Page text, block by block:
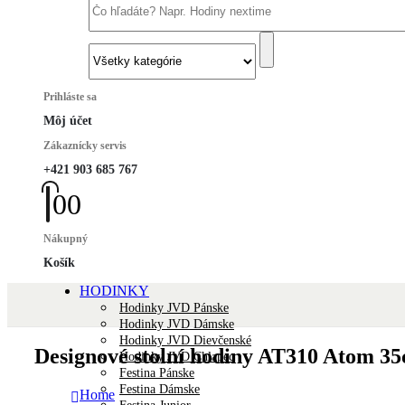
Prihláste sa
Môj účet
Zákaznícky servis
+421 903 685 767
00
Nákupný
Košík
HODINKY
Hodinky JVD Pánske
Hodinky JVD Dámske
Hodinky JVD Dievčenské
Hodinky JVD Chlapec
Festina Pánske
Festina Dámske
Designové stolní hodiny AT310 Atom
Home